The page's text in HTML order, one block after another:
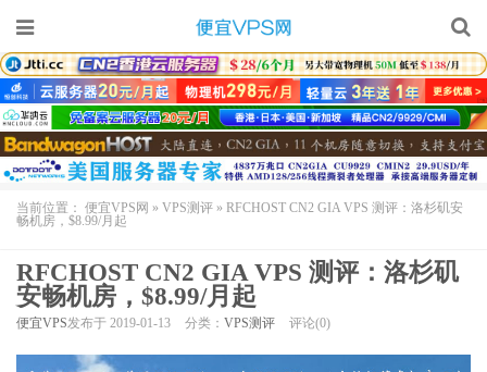
当前位置： 便宜VPS网 » VPS测评 » RFCHOST CN2 GIA VPS 测评：洛杉矶安
畅机房，$8.99/月起
RFCHOST CN2 GIA VPS 测评：洛杉矶
安畅机房，$8.99/月起
便宜VPS发布于 2019-01-13 分类： VPS测评 评论(0)